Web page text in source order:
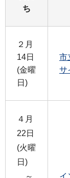
ち
２月
14日
(金曜
日)
市
サ
４月
22日
(火曜
日)
～
イ